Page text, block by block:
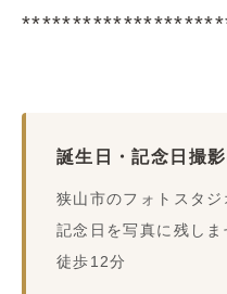
誕生日・記念日撮
狭山市のフォトスタ
記念日を写真に残し
徒歩12分